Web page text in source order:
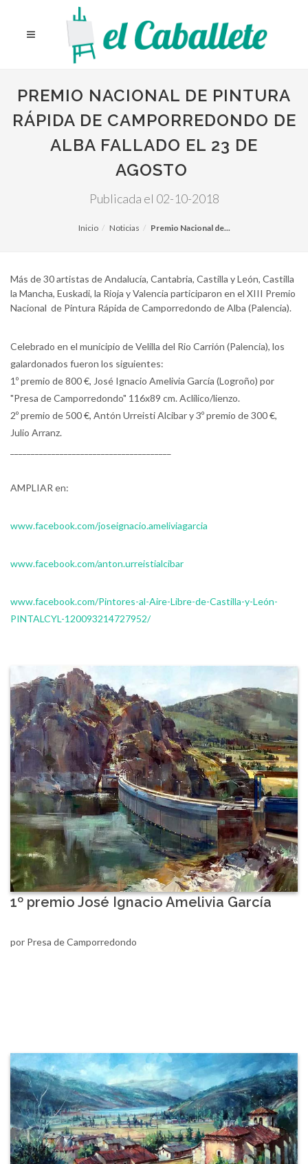
PREMIO NACIONAL DE PINTURA
RÁPIDA DE CAMPORREDONDO DE
ALBA FALLADO EL 23 DE
AGOSTO
Publicada el 02-10-2018
Inicio Noticias Premio Nacional de...
Más de 30 artistas de Andalucía, Cantabria, Castilla y León, Castilla
la Mancha, Euskadi, la Rioja y Valencia participaron en el XIII Premio
Nacional de Pintura Rápida de Camporredondo de Alba (Palencia).
Celebrado en el municipio de Velilla del Rio Carrión (Palencia), los
galardonados fueron los siguientes:
1º premio de 800 €, José Ignacio Amelivia García (Logroño) por
"Presa de Camporredondo" 116x89 cm. Aclílico/lienzo.
2º premio de 500 €, Antón Urreisti Alcibar y 3º premio de 300 €,
Julio Arranz.
AMPLIAR en:
www.facebook.com/joseignacio.ameliviagarcia
www.facebook.com/anton.urreistialcibar
www.facebook.com/Pintores-al-Aire-Libre-de-Castilla-y-León-
PINTALCYL-120093214727952/
1º premio José Ignacio Amelivia García
por Presa de Camporredondo